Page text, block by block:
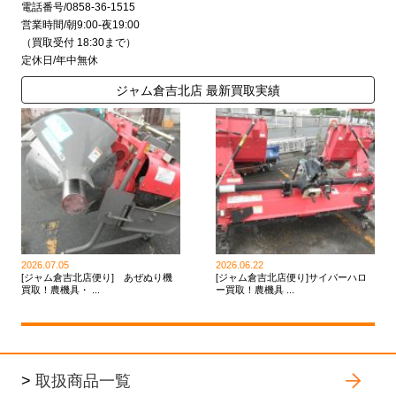
電話番号/0858-36-1515
営業時間/朝9:00-夜19:00
（買取受付 18:30まで）
定休日/年中無休
ジャム倉吉北店 最新買取実績
2026.07.05
[ジャム倉吉北店便り] あぜぬり機
買取！農機具・ ...
2026.06.22
[ジャム倉吉北店便り]サイバーハロ
ー買取！農機具 ...
> 取扱商品一覧